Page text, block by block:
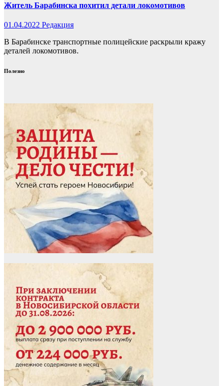
Житель Барабинска похитил детали локомотивов
01.04.2022 Редакция
В Барабинске транспортные полицейские раскрыли кражу
деталей локомотивов.
Полезно